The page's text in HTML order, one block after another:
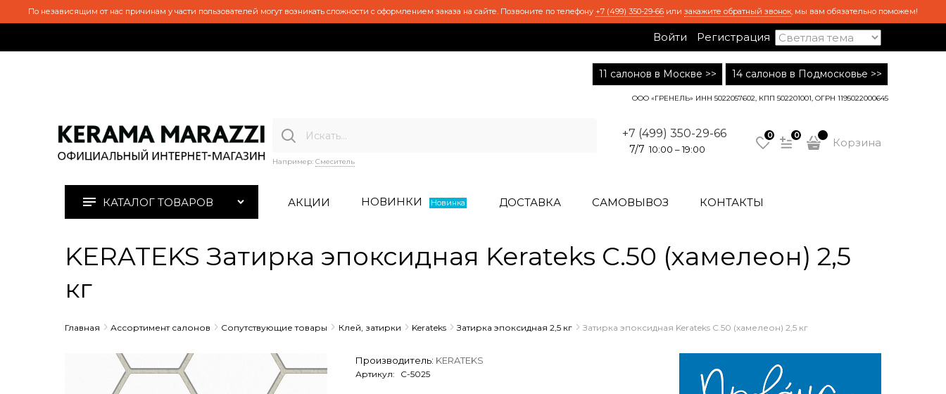
По независящим от нас причинам у части пользователей могут возникать сложности с оформлением заказа на сайте. Позвоните по телефону +7 (499) 350-29-66 или закажите обратный звонок, мы вам обязательно поможем!
Войти Регистрация
11 салонов в Москве >> 14 салонов в Подмосковье >>
ООО «ГРЕНЕЛЬ» ИНН 5022057602, КПП 502201001, ОГРН 1195022000645
Например: Смеситель
+7 (499) 350-29-66
7/7 10:00 – 19:00
0 0
Корзина
КАТАЛОГ ТОВАРОВ АКЦИИ НОВИНКИ Новинка ДОСТАВКА САМОВЫВОЗ КОНТАКТЫ
KERATEKS Затирка эпоксидная Kerateks C.50 (хамелеон) 2,5
кг
Главная Ассортимент салонов Сопутствующие товары Клей, затирки Kerateks Затирка эпоксидная 2,5 кг Затирка эпоксидная Kerateks C.50 (хамелеон) 2,5 кг
Производитель: KERATEKS
Артикул: С-5025